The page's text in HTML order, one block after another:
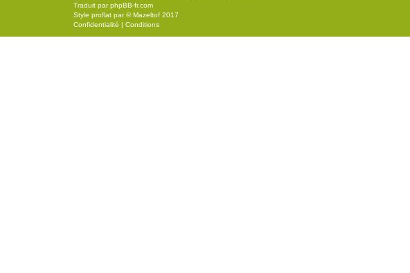
Traduit parphpBB-fr.com
Style proflat par ©Mazeltof 2017
Confidentialité | Conditions